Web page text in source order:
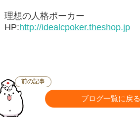
理想の人格ポーカー
HP:http://idealcpoker.theshop.jp
前の記事
ブログ一覧に戻る